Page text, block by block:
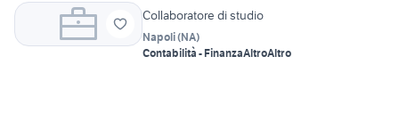
Collaboratore di studio
Napoli(NA)
Contabilità - FinanzaAltroAltro